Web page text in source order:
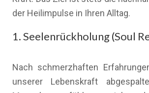
der Heilimpulse in Ihren Alltag.
1. Seelenrückholung (Soul
Nach schmerzhaften
unserer Lebenskraft